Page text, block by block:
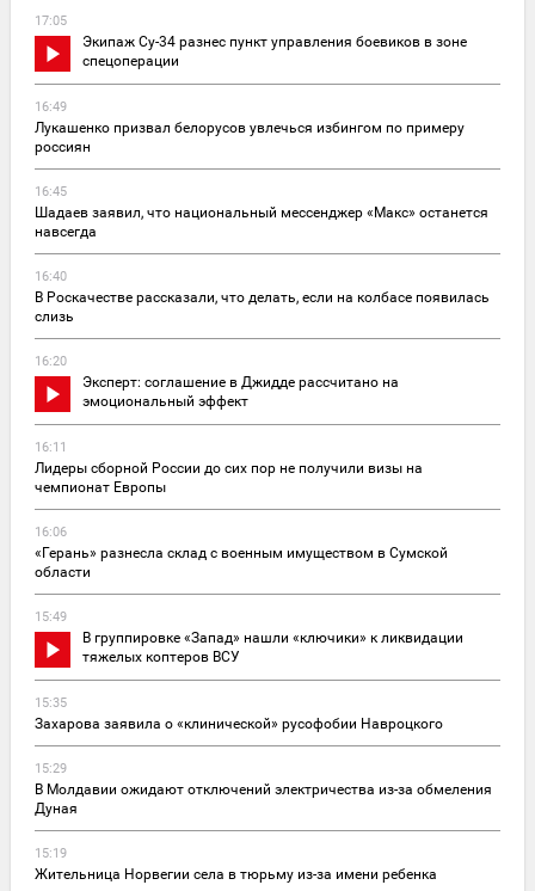
17:05
Экипаж Су-34 разнес пункт управления боевиков в зоне
спецоперации
16:49
Лукашенко призвал белорусов увлечься избингом по примеру
россиян
16:45
Шадаев заявил, что национальный мессенджер «Макс» останется
навсегда
16:40
В Роскачестве рассказали, что делать, если на колбасе появилась
слизь
16:20
Эксперт: соглашение в Джидде рассчитано на
эмоциональный эффект
16:11
Лидеры сборной России до сих пор не получили визы на
чемпионат Европы
16:06
«Герань» разнесла склад с военным имуществом в Сумской
области
15:49
В группировке «Запад» нашли «ключики» к ликвидации
тяжелых коптеров ВСУ
15:35
Захарова заявила о «клинической» русофобии Навроцкого
15:29
В Молдавии ожидают отключений электричества из-за обмеления
Дуная
15:19
Жительница Норвегии села в тюрьму из-за имени ребенка